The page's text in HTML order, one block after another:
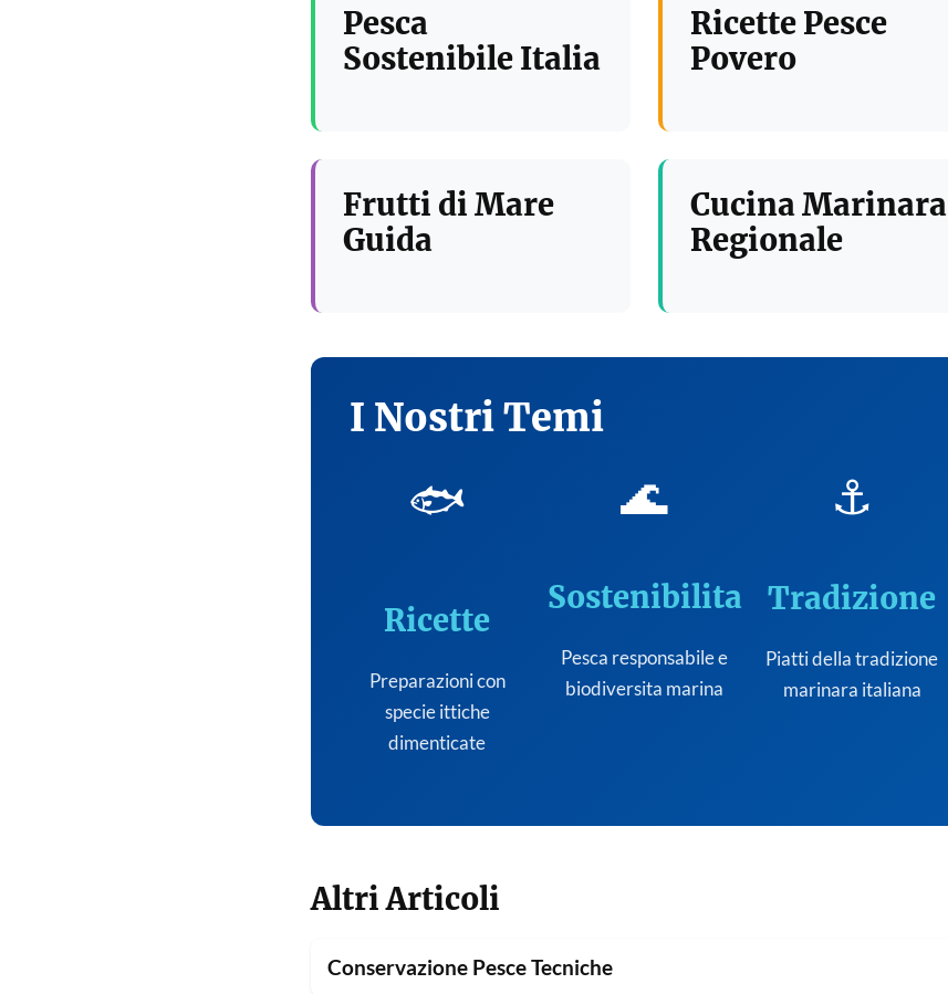
Pesca
Sostenibile Italia
Ricette Pesce
Povero
Frutti di Mare
Guida
Cucina Marinara
Regionale
I Nostri Temi
🐟
Ricette
Preparazioni con
specie ittiche
dimenticate
🌊
Sostenibilita
Pesca responsabile e
biodiversita marina
⚓
Tradizione
Piatti della tradizione
marinara italiana
Altri Articoli
Conservazione Pesce Tecniche